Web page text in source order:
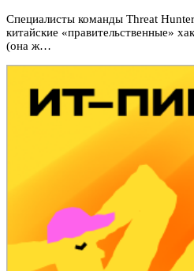
Специалисты команды Threat
китайские «правительственные»
(она ж…